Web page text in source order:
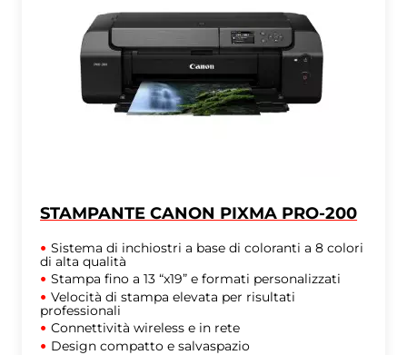
STAMPANTE CANON PIXMA PRO-200
Sistema di inchiostri a base di coloranti a 8 colori
di alta qualità
Stampa fino a 13 “x19” e formati personalizzati
Velocità di stampa elevata per risultati
professionali
Connettività wireless e in rete
Design compatto e salvaspazio